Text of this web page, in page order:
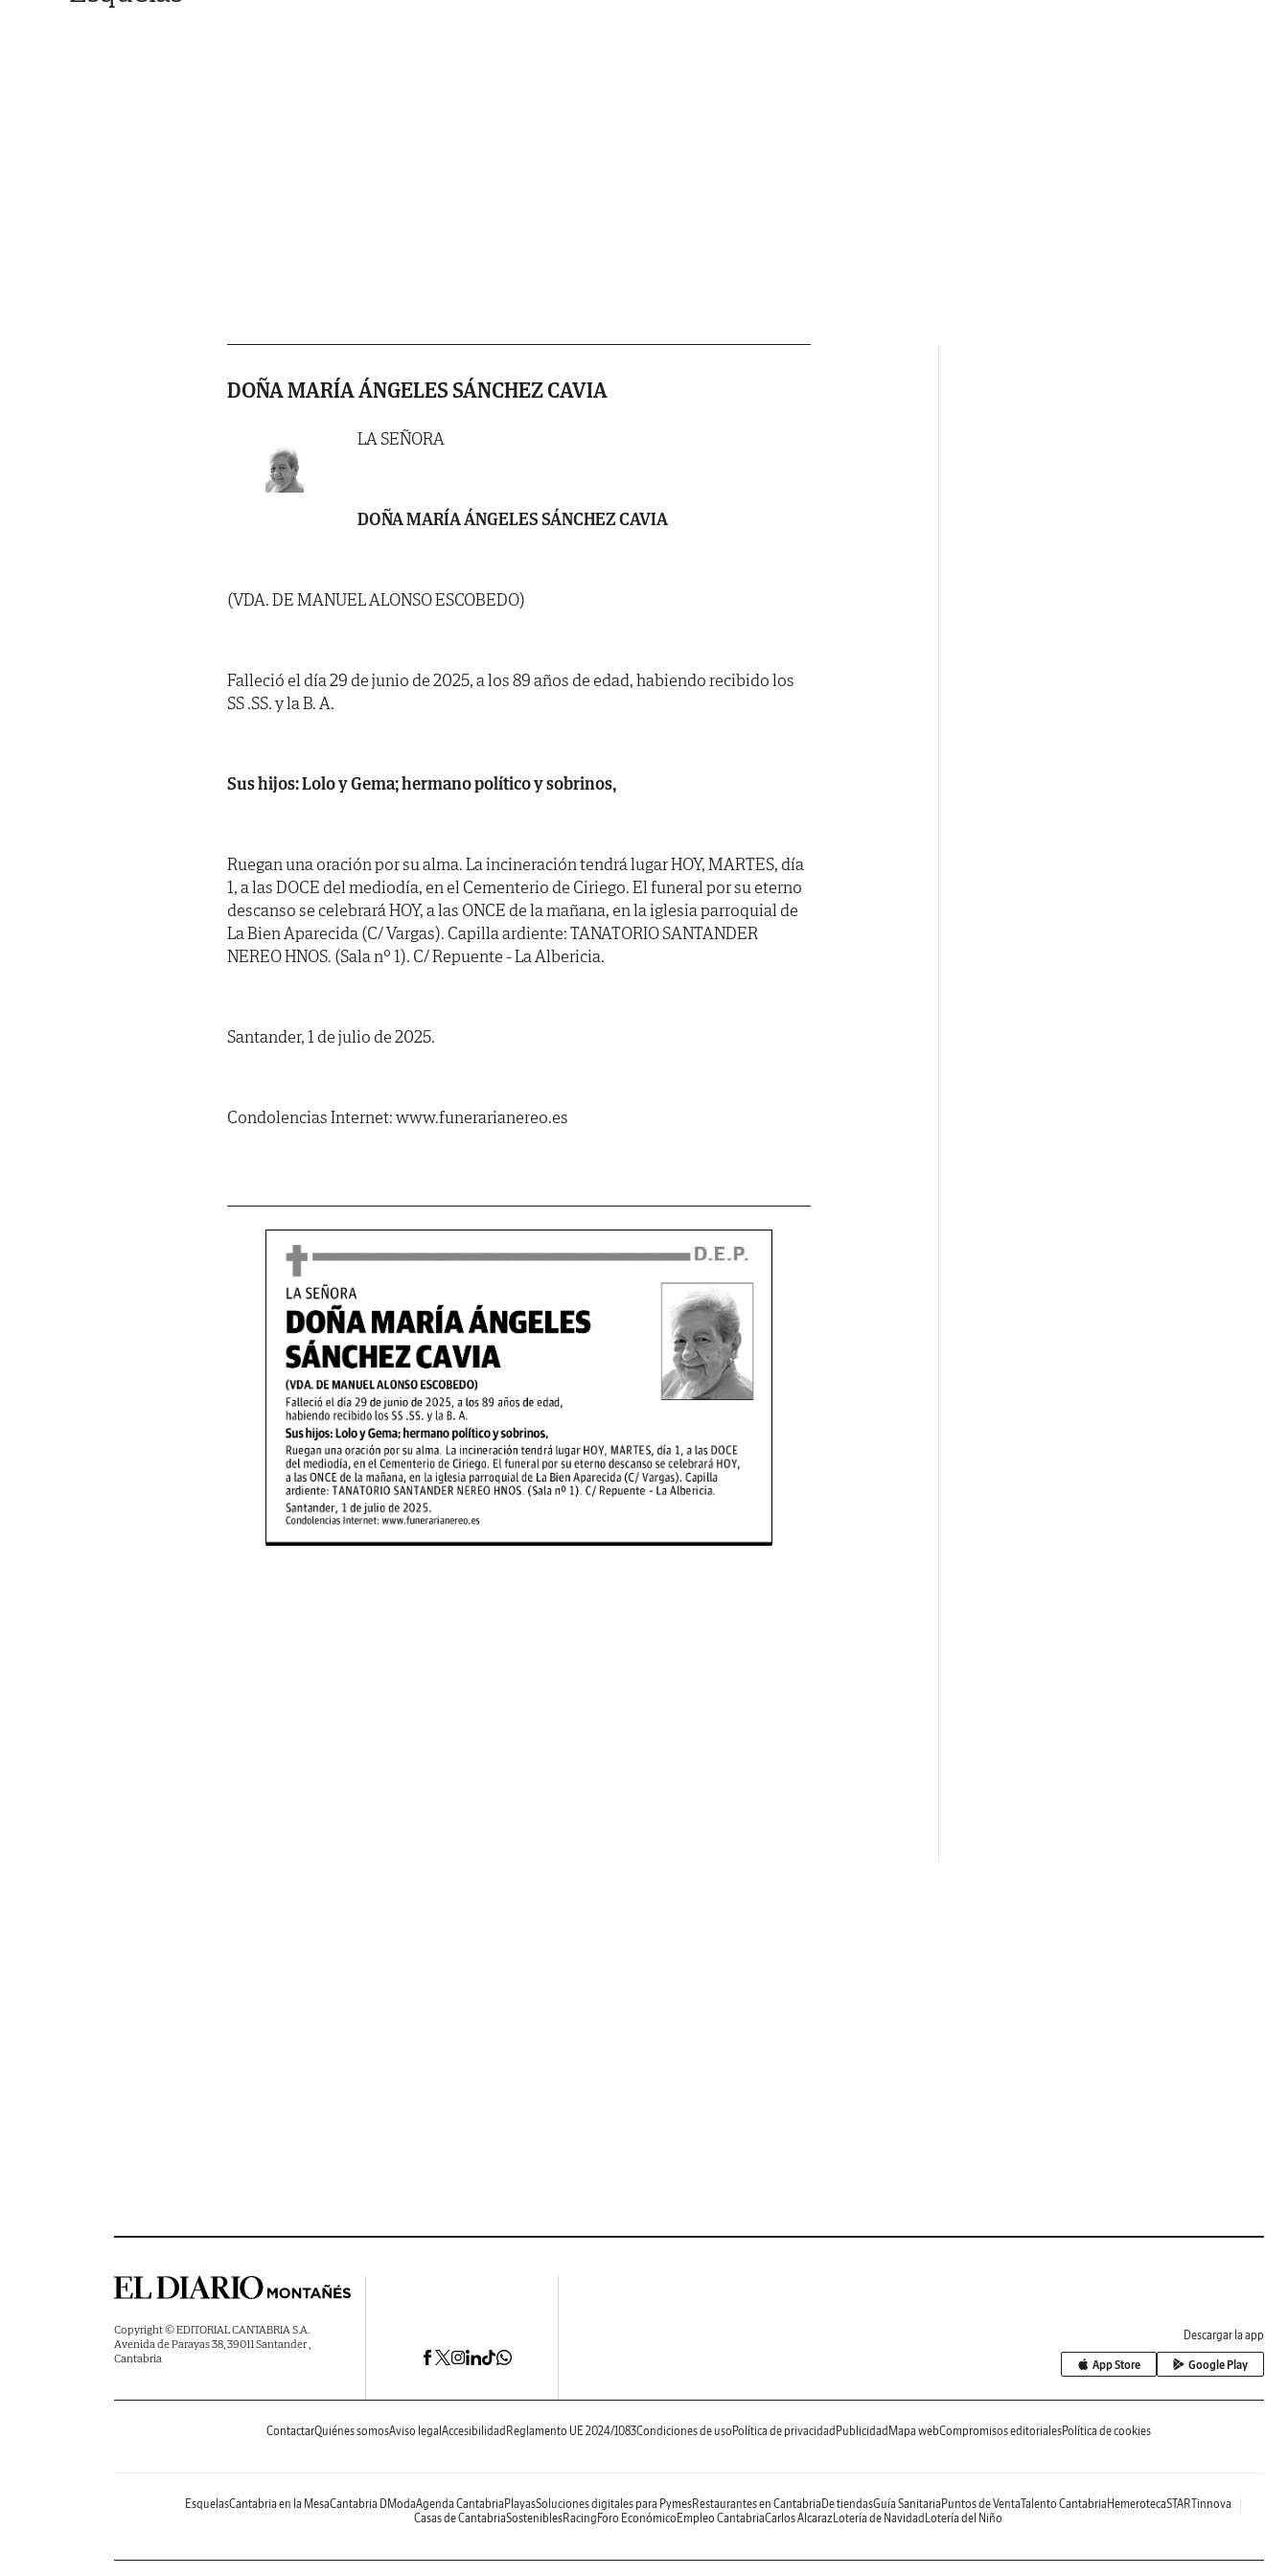
DOÑA MARÍA ÁNGELES SÁNCHEZ CAVIA
LA SEÑORA
DOÑA MARÍA ÁNGELES SÁNCHEZ CAVIA
(VDA. DE MANUEL ALONSO ESCOBEDO)
Falleció el día 29 de junio de 2025, a los 89 años de edad, habiendo recibido los
SS .SS. y la B. A.
Sus hijos: Lolo y Gema; hermano político y sobrinos,
Ruegan una oración por su alma. La incineración tendrá lugar HOY, MARTES, día
1, a las DOCE del mediodía, en el Cementerio de Ciriego. El funeral por su eterno
descanso se celebrará HOY, a las ONCE de la mañana, en la iglesia parroquial de
La Bien Aparecida (C/ Vargas). Capilla ardiente: TANATORIO SANTANDER
NEREO HNOS. (Sala nº 1). C/ Repuente - La Albericia.
Santander, 1 de julio de 2025.
Condolencias Internet: www.funerarianereo.es
Copyright © EDITORIAL CANTABRIA S.A.
Avenida de Parayas 38, 39011 Santander ,
Cantabria
Descargar la app
App Store Google Play
ContactarQuiénes somosAviso legal Accesibilidad Reglamento UE 2024/1083Condiciones de uso Política de privacidad Publicidad Mapa webCompromisos editorialesPolítica de cookies
EsquelasCantabria en la MesaCantabria DModaAgenda Cantabria PlayasSoluciones digitales para PymesRestaurantes en Cantabria De tiendasGuía Sanitaria Puntos de VentaTalento Cantabria HemerotecaSTARTinnova
Casas de CantabriaSosteniblesRacing Foro Económico Empleo CantabriaCarlos AlcarazLotería de Navidad Lotería del Niño